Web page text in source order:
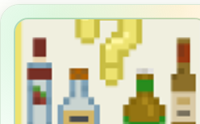
БЕЗ РЕКЛАМЫ